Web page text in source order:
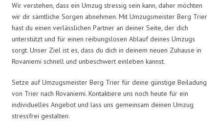
Wir verstehen, dass ein Umzug stressig sein kann, daher möchten
wir dir sämtliche Sorgen abnehmen. Mit Umzugsmeister Berg Trier
hast du einen verlässlichen Partner an deiner Seite, der dich
unterstützt und für einen reibungslosen Ablauf deines Umzugs
sorgt. Unser Ziel ist es, dass du dich in deinem neuen Zuhause in
Rovaniemi schnell und unbeschwert einleben kannst.
Setze auf Umzugsmeister Berg Trier für deine günstige Beiladung
von Trier nach Rovaniemi. Kontaktiere uns noch heute für ein
individuelles Angebot und lass uns gemeinsam deinen Umzug
stressfrei gestalten.